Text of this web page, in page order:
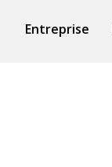
Entreprise